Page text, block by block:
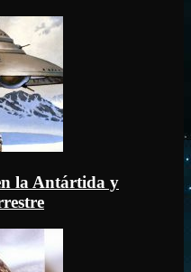
la Antártida y